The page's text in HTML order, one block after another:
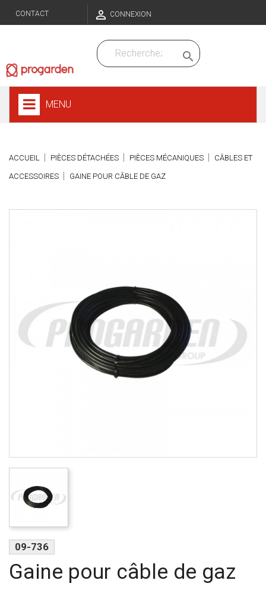
CONTACT  CONNEXION

MENU
ACCUEIL PIÈCES DÉTACHÉES PIÈCES MÉCANIQUES CÂBLES ET
ACCESSOIRES GAINE POUR CÂBLE DE GAZ
09-736
Gaine pour câble de gaz